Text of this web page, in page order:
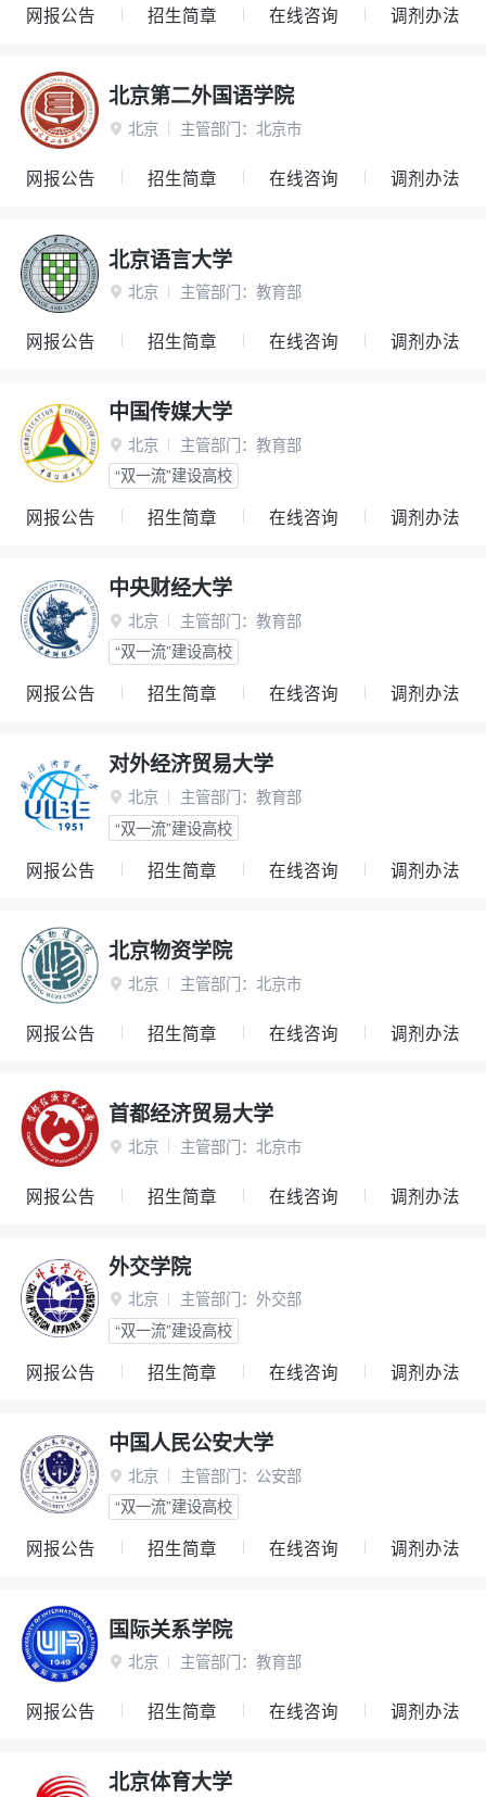
网报公告 招生简章 在线咨询 调剂办法
北京第二外国语学院
 北京 主管部门： 北京市
网报公告 招生简章 在线咨询 调剂办法
北京语言大学
 北京 主管部门： 教育部
网报公告 招生简章 在线咨询 调剂办法
中国传媒大学
 北京 主管部门： 教育部
“双一流”建设高校
网报公告 招生简章 在线咨询 调剂办法
中央财经大学
 北京 主管部门： 教育部
“双一流”建设高校
网报公告 招生简章 在线咨询 调剂办法
对外经济贸易大学
 北京 主管部门： 教育部
“双一流”建设高校
网报公告 招生简章 在线咨询 调剂办法
北京物资学院
 北京 主管部门： 北京市
网报公告 招生简章 在线咨询 调剂办法
首都经济贸易大学
 北京 主管部门： 北京市
网报公告 招生简章 在线咨询 调剂办法
外交学院
 北京 主管部门： 外交部
“双一流”建设高校
网报公告 招生简章 在线咨询 调剂办法
中国人民公安大学
 北京 主管部门： 公安部
“双一流”建设高校
网报公告 招生简章 在线咨询 调剂办法
国际关系学院
 北京 主管部门： 教育部
网报公告 招生简章 在线咨询 调剂办法
北京体育大学